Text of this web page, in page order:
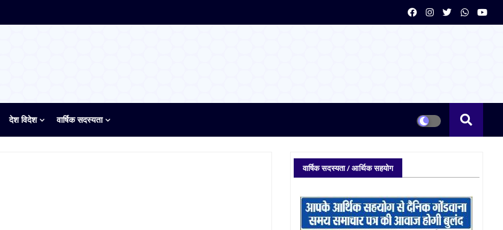
देश विदेश वार्षिक सदस्यता
वार्षिक सदस्यता / आर्थिक सहयोग